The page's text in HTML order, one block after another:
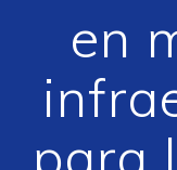
en
para